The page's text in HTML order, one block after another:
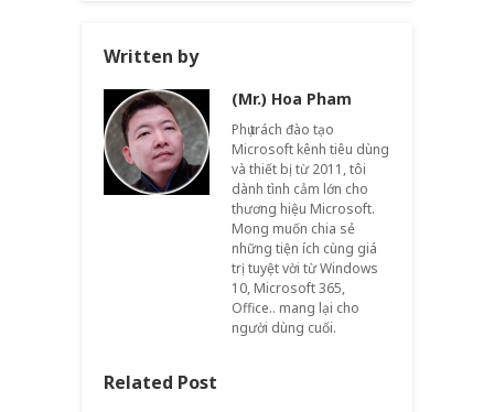
Written by
(Mr.) Hoa Pham
Phụ trách đào tạo
Microsoft kênh tiêu dùng
và thiết bị từ 2011, tôi
dành tình cảm lớn cho
thương hiệu Microsoft.
Mong muốn chia sẻ
những tiện ích cùng giá
trị tuyệt vời từ Windows
10, Microsoft 365,
Office.. mang lại cho
người dùng cuối.
Related Post